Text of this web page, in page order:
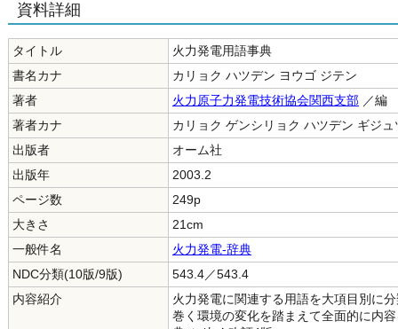
資料詳細
タイトル
火力発電用語事典
書名カナ
カリョク ハツデン ヨウゴ ジテン
著者
火力原子力発電技術協会関西支部 ／編
著者カナ
カリョク ゲンシリョク ハツデン ギジ
出版者
オーム社
出版年
2003.2
ページ数
249p
大きさ
21cm
一般件名
火力発電-辞典
NDC分類(10版/9版)
543.4／543.4
内容紹介
火力発電に関連する用語を大項目別に
巻く環境の変化を踏まえて全面的に内